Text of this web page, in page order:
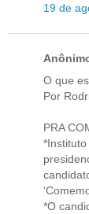
19 de
O que
Por
PRA
*O